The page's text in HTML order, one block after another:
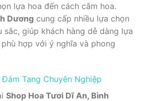
lựa hoa đến cách cắm hoa.
Dương cung cấp nhiều lựa chọn
sắc, giúp khách hàng dễ dàng lựa
hợp với ý nghĩa và phong
Tang Chuyên Nghiệp
Shop Hoa Tươi Dĩ An, Bình